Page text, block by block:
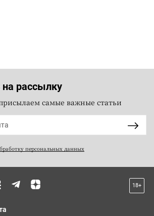
рассылку
самые важные статьи
персональных данных
18+